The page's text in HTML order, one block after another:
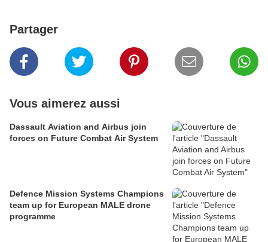
Partager
Vous aimerez aussi
Dassault Aviation and Airbus join
forces on Future Combat Air System
Defence Mission Systems Champions
team up for European MALE drone
programme